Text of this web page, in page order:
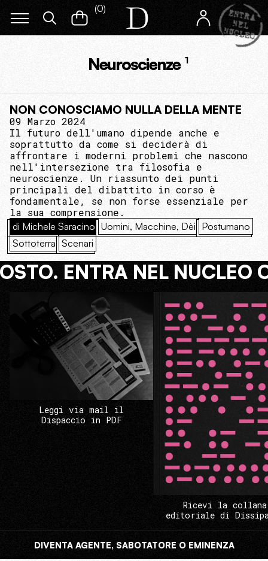
(0)
Neuroscienze 1
NON CONOSCIAMO NULLA DELLA MENTE
09 Marzo 2024
Il futuro dell'umano dipende anche e
soprattutto da come si deciderà di
affrontare i moderni problemi che nascono
nell'intersezione tra filosofia e
neuroscienze. Un riassunto dei punti
principali del dibattito in corso è
fondamentale, se non forse essenziale per
la sua comprensione.
di Michele Saracino Uomini, Macchine, Dèi Postumano
Sottoterra Scenari
ENTRA NEL NUCLEO
Leggi via mail il
Dispaccio in PDF
Ricevi la collana
editoriale di
DIVENTA AGENTE, SABOTATORE O EMINENZA